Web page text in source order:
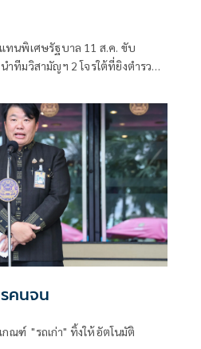
ทน​พิเศษรัฐบาล​ 11 ส.ค. ขับ
ทีมวิสามัญฯ 2 โจรใต้ที่ยิงตำรวจ
คนจน
กณฑ์ "รถเก่า" ทิ้งให้อัตโนมัติ